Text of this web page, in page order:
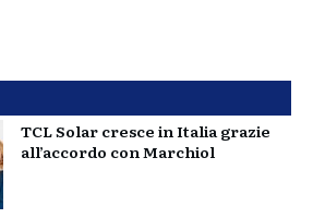
TCL Solar cresce in Italia grazie
all’accordo con Marchiol